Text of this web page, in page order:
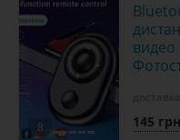
8
видео
145 грн